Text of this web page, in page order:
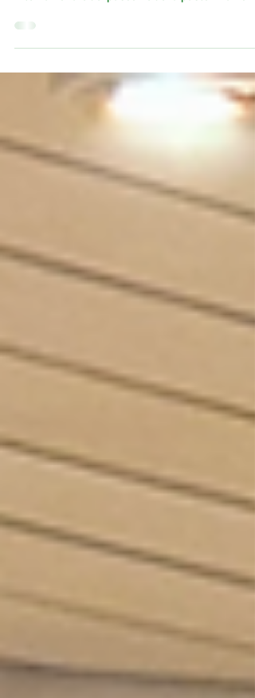
dei pascoli e della pastorizia 2026
«Giornate dei pascoli aperti» nell'ambito dell'Anno
internazionale dei pascoli e della pastorizia 2026